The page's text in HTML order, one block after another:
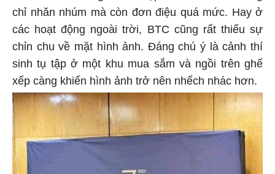
chỉ nhăn nhúm mà còn đơn điệu quá mức. Hay ở
các hoạt động ngoài trời, BTC cũng rất thiếu sự
chỉn chu về mặt hình ảnh. Đáng chú ý là cảnh thí
sinh tụ tập ở một khu mua sắm và ngồi trên ghế
xếp càng khiến hình ảnh trở nên nhếch nhác hơn.